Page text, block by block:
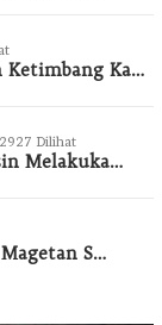
Ketimbang Ka…
Dilihat
Melakuka…
S…